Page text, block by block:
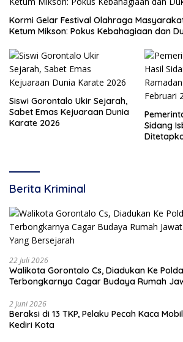
Kormi Gelar Festival Olahraga
Ketum Mikson: Pokus Kebahagiaan dan
Siswi Gorontalo Ukir Sejarah,
Sabet Emas Kejuaraan Dunia
Karate 2026
Sidang Isbat Awal
Berita Kriminal
22 Juli 2026
Walikota Gorontalo Cs, Diadukan Ke Polda Gorontalo, Terkait
Terbongkarnya Cagar Budaya Rumah
2 Juni 2026
Beraksi di 13 TKP, Pelaku Pecah Kaca
Kediri Kota